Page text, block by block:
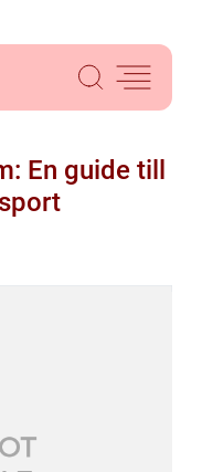
En guide till